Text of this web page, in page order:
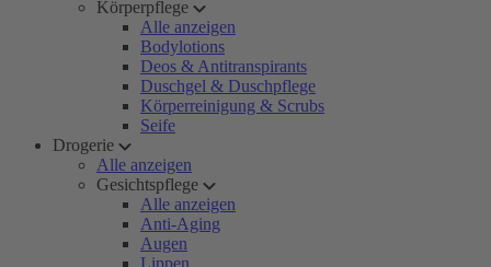
Körperpflege
Alle anzeigen
Bodylotions
Deos & Antitranspirants
Duschgel & Duschpflege
Körperreinigung & Scrubs
Seife
Drogerie
Alle anzeigen
Gesichtspflege
Alle anzeigen
Anti-Aging
Augen
Lippen